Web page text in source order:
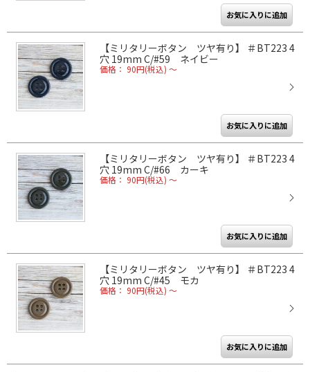
【ミリタリーボタン ツヤ有り】 ＃BT223 4
穴 19mm C/#59 ネイビー
価格： 90円(税込) ～
【ミリタリーボタン ツヤ有り】 ＃BT223 4
穴 19mm C/#66 カーキ
価格： 90円(税込) ～
【ミリタリーボタン ツヤ有り】 ＃BT223 4
穴 19mm C/#45 モカ
価格： 90円(税込) ～